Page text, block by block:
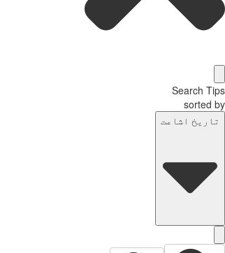
Search Tips
sorted by
تاریخ اشاعت